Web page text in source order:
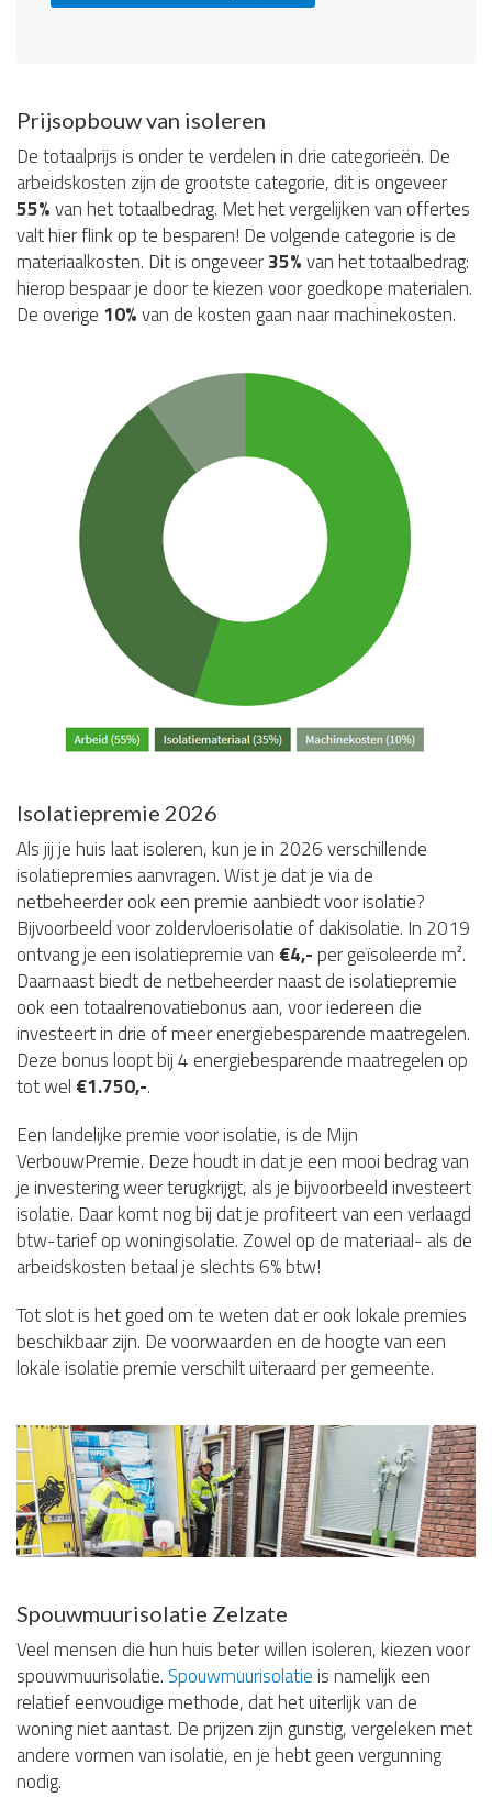
Prijsopbouw van isoleren
De totaalprijs is onder te verdelen in drie categorieën. De
arbeidskosten zijn de grootste categorie, dit is ongeveer
55%van het totaalbedrag. Met het vergelijken van offertes
valt hier flink op te besparen! De volgende categorie is de
materiaalkosten. Dit is ongeveer35%van het totaalbedrag:
hierop bespaar je door te kiezen voor goedkope materialen.
De overige 10%van de kosten gaan naar machinekosten.
Isolatiepremie 2026
Als jij je huis laat isoleren, kun je in 2026 verschillende
isolatiepremies aanvragen. Wist je dat je via de
netbeheerder ook een premie aanbiedt voor isolatie?
Bijvoorbeeld voor zoldervloerisolatie of dakisolatie. In 2019
ontvang je een isolatiepremie van €4,- per geïsoleerde m².
Daarnaast biedt de netbeheerder naast de isolatiepremie
ook een totaalrenovatiebonus aan, voor iedereen die
investeert in drie of meer energiebesparende maatregelen.
Deze bonus loopt bij 4 energiebesparende maatregelen op
tot wel €1.750,-.
Een landelijke premie voor isolatie, is de Mijn
VerbouwPremie. Deze houdt in dat je een mooi bedrag van
je investering weer terugkrijgt, als je bijvoorbeeld investeert
isolatie. Daar komt nog bij dat je profiteert van een verlaagd
btw-tarief op woningisolatie. Zowel op de materiaal- als de
arbeidskosten betaal je slechts 6% btw!
Tot slot is het goed om te weten dat er ook lokale premies
beschikbaar zijn. De voorwaarden en de hoogte van een
lokale isolatie premie verschilt uiteraard per gemeente.
Spouwmuurisolatie Zelzate
Veel mensen die hun huis beter willen isoleren, kiezen voor
spouwmuurisolatie. Spouwmuurisolatie is namelijk een
relatief eenvoudige methode, dat het uiterlijk van de
woning niet aantast. De prijzen zijn gunstig, vergeleken met
andere vormen van isolatie, en je hebt geen vergunning
nodig.